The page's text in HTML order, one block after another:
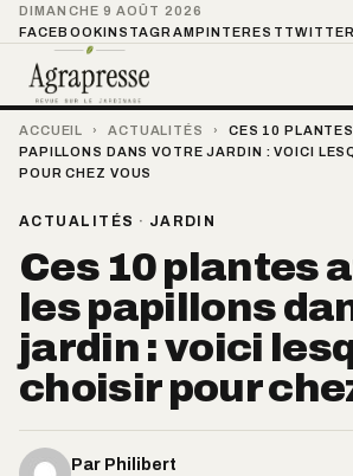
DIMANCHE 9 AOÛT 2026
FACEBOOKINSTAGRAMPINTEREST TWITTER
ACCUEIL › ACTUALITÉS ›
CES 10
PAPILLONS DANS VOTRE JARDIN : VOICI
POUR CHEZ VOUS
ACTUALITÉS · JARDIN
Ces 10 plantes
les papillons
jardin : voici
choisir pour
Par Philibert